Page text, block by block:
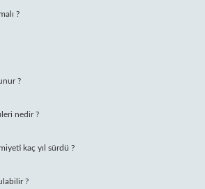
?
?
nedir ?
kaç yıl sürdü ?
?